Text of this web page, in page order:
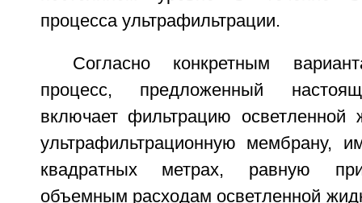
процесса ультрафильтрации.
Согласно конкретным
процесс, предложенный
включает фильтрацию осветленной
ультрафильтрационную мембрану,
квадратных метрах, равную
объемным расходам осветленной